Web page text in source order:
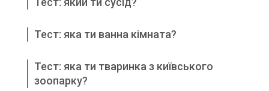
Тест: яка ти ванна кімната?
Тест: яка ти тваринка з київського
зоопарку?